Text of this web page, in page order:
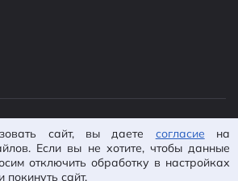
Согласие на
Пользовательское
сайт, вы даете согласие на
Если вы не хотите, чтобы данные
отключить обработку в настройках
сайт.